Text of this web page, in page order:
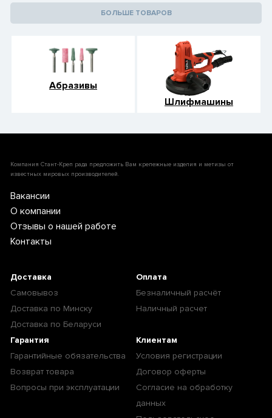
БОЛЬШЕ ТОВАРОВ
Абразивы
Шлифмашины
Компания Стант-Креп рада предложить Вам крепежные изделия и метизы от
известных мировых производителей.
Вакансии
О компании
Отзывы о нашей работе
Контакты
Доставка
Самовывоз
Доставка по Минску
Доставка по Беларуси
Оплата
Безналичный расчёт
Наличный расчет
Гарантия
Гарантийные обязательства
Возврат товара
Вопросы при эксплуатации
Клиентам
Условия регистрации
Договор оферты
Согласие на обработку
данных